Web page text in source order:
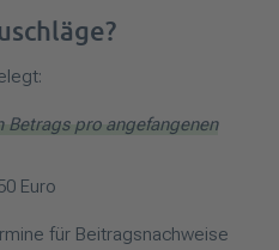
Betrags pro angefangenen
Euro
für Beitragsnachweise